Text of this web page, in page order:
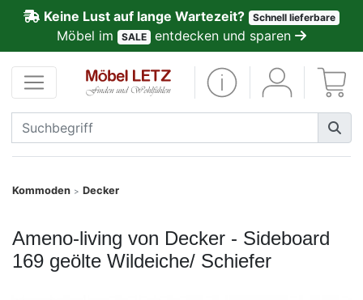
Keine Lust auf lange Wartezeit? Schnell lieferbare
Möbel im SALE entdecken und sparen
Kommoden > Decker
Ameno-living von Decker - Sideboard
169 geölte Wildeiche/ Schiefer
Kundenmeinungen
Anmelden
PREMIUM
Schnell
SALE